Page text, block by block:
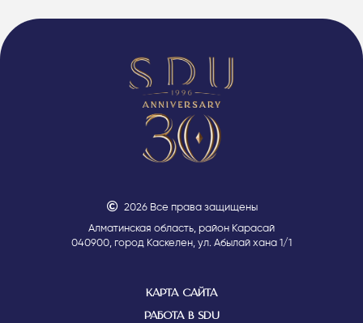
2026 Все права защищены
Алматинская область, район Карасай
040900, город Каскелен, ул. Абылай хана 1/1
КАРТА САЙТА
РАБОТА В SDU